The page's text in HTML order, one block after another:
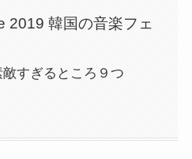
2019 韓国の音楽フェ
すぎるところ９つ